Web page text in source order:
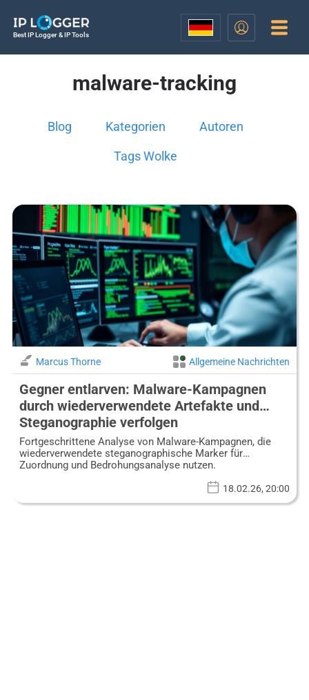
Best IP Logger & IP Tools
malware-tracking
Blog Kategorien Autoren
Tags Wolke
Marcus Thorne Allgemeine Nachrichten
Gegner entlarven: Malware-Kampagnen
durch wiederverwendete Artefakte und
Steganographie verfolgen
Fortgeschrittene Analyse von Malware-Kampagnen, die
wiederverwendete steganographische Marker für
Zuordnung und Bedrohungsanalyse nutzen.
18.02.26, 20:00